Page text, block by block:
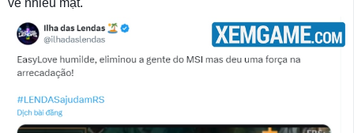
về nhiều mặt.